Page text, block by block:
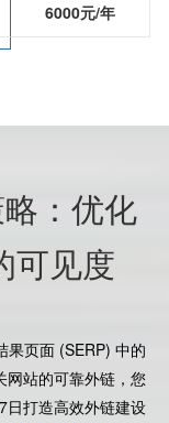
6000元/年
：优化
可见度
果页面 (SERP) 中的
网站的可靠外链，您
日打造高效外链建设